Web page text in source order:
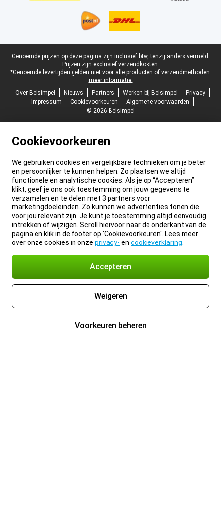
Juridische voettekst
Genoemde prijzen op deze pagina zijn inclusief btw, tenzij anders vermeld.
Prijzen zijn exclusief verzendkosten.
*Genoemde levertijden gelden niet voor alle producten of verzendmethoden:
meer informatie.
Over Belsimpel
Nieuws Partners Werken bij Belsimpel
Privacy
Impressum
Cookievoorkeuren
Algemene voorwaarden
© 2026 Belsimpel
Cookievoorkeuren
We gebruiken cookies en vergelijkbare technieken om je beter
en persoonlijker te kunnen helpen. Zo plaatsen we altijd
functionele en analytische cookies. Als je op “Accepteren”
klikt, geef je ons ook toestemming om jouw gegevens te
verzamelen en te delen met 3 partners voor
marketingdoeleinden. Zo kunnen we advertenties tonen die
voor jou relevant zijn. Je kunt je toestemming altijd eenvoudig
intrekken of wijzigen. Scroll hiervoor naar de onderkant van de
pagina en klik in de footer op 'Cookievoorkeuren'. Lees meer
over onze cookies in onze privacy- en cookieverklaring
Accepteren
Weigeren
Voorkeuren beheren